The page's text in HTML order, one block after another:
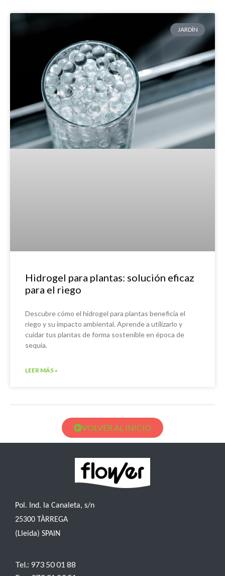
JARDÍN
Hidrogel para plantas: solución eficaz
para el riego
Descubre cómo el hidrogel para plantas beneficia el
riego y su impacto ambiental. Aprende a utilizarlo y
cuidar tus plantas de forma sostenible en época de
sequía.
LEER MÁS »
VOLVER AL INICIO
Pol. Ind. la Canaleta, s/n
25300 TÀRREGA
(Lleida) SPAIN
Tel.: 973 50 01 88